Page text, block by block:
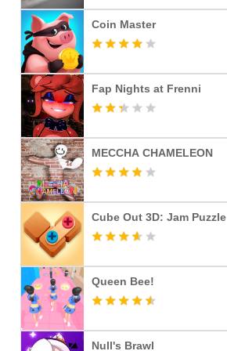
Coin Master
Fap Nights at Frenni
MECCHA CHAMELEON
Cube Out 3D: Jam Puzzle
Queen Bee!
Null's Brawl